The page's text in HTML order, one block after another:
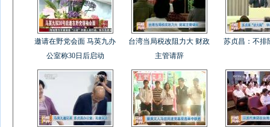
邀请在野党会面 马英九办
公室称30日后启动
台湾当局税改阻力大 财政
主管请辞
苏贞昌：不排